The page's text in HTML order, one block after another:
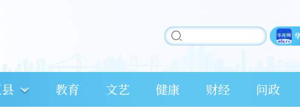
教育 文艺 健康 财经 问政